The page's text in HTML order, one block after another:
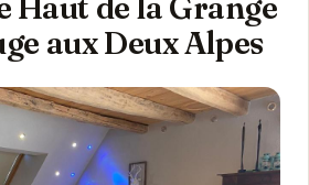
aux Deux Alpes